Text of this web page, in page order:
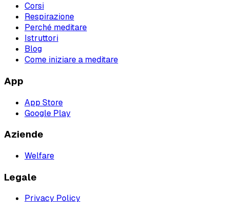
Corsi
Respirazione
Perché meditare
Istruttori
Blog
Come iniziare a meditare
App
App Store
Google Play
Aziende
Welfare
Legale
Privacy Policy